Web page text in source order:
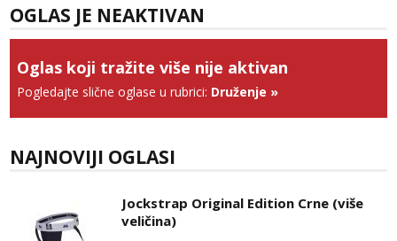
Tel: 064/677-677- Kod: #142
Liliana
tel:0,93€ - mob:1,12€ min
Tel:064/677-677
- Kod: #119
tel:0,93€ - mob:1,12€ min
OGLAS JE NEAKTIVAN
Oglas koji tražite više nije aktivan
Pogledajte slične oglase u rubrici: Druženje »
NAJNOVIJI OGLASI
Jockstrap Original Edition Crne (više
veličina)